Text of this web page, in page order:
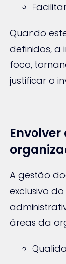
Quando
definidos, a
foco,
justificar o
A gestão
exclusivo
áreas da